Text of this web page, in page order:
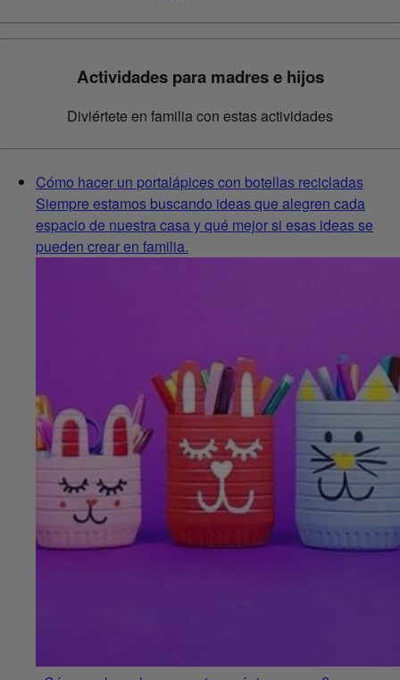
Actividades para madres e hijos
Diviértete en familia con estas actividades
Cómo hacer un portalápices con botellas recicladas
Siempre estamos buscando ideas que alegren cada
espacio de nuestra casa y qué mejor si esas ideas se
pueden crear en familia.